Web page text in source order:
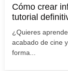
Cómo crear
tutorial
¿Quieres
acabado de cine
forma...